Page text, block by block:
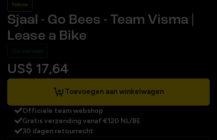
Nieuw
Sjaal - Go Bees - Team Visma |
Lease a Bike
Op voorraad
US$ 17,64
Toevoegen aan winkelwagen
Officiële team webshop
Gratis verzending vanaf €120 NL/BE
30 dagen retourrecht